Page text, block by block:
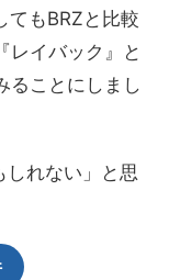
てもBRZと比較
レイバック』と
ることにしまし
れない」と思